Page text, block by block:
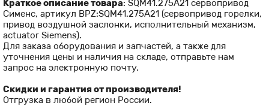
Краткое описание товара: SQM41.275A21 сервопривод
Сименс, артикул BPZ:SQM41.275A21 (cервопривод горелки,
привод воздушной заслонки, исполнительный механизм,
actuator Siemens).
Для заказа оборудования и запчастей, а также для
уточнения цены и наличия на складе, отправьте нам
запрос на электронную почту.
Скидки и гарантия от производителя!
Отгрузка в любой регион России.